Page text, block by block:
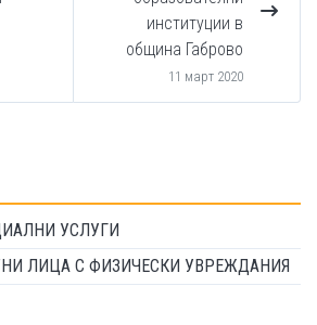
институции в
община Габрово
11 март 2020
УСЛУГИ
ЛИЦА С ФИЗИЧЕСКИ УВРЕЖДАНИЯ